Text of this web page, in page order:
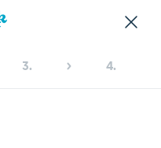
3. 4.